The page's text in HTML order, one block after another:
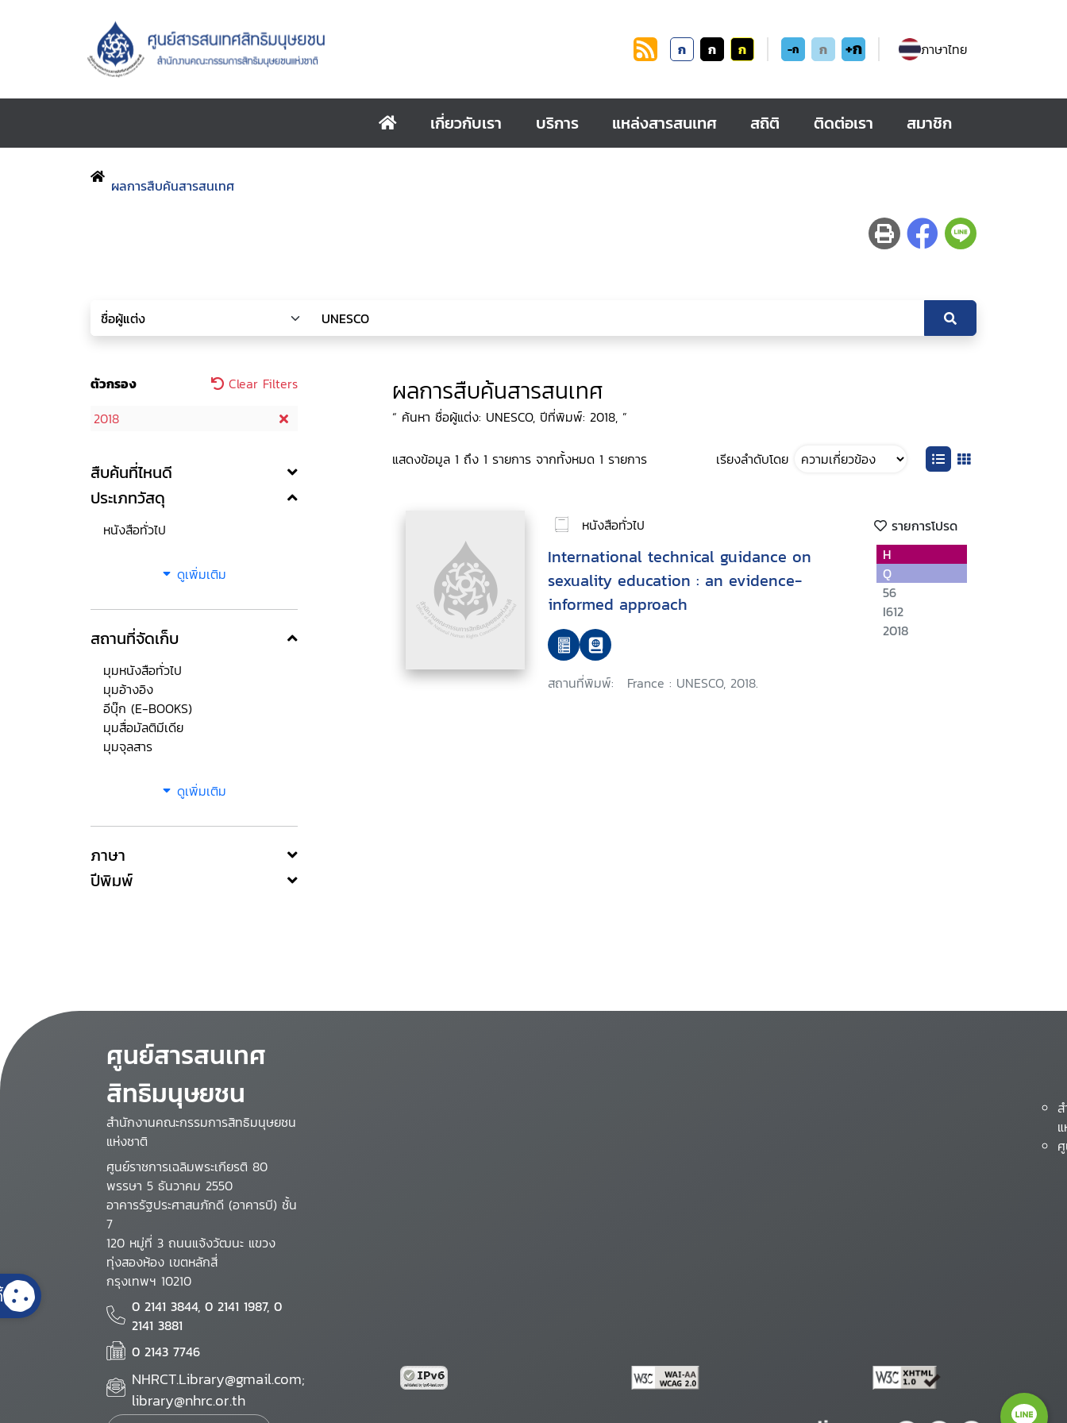
ก ก ก -ก ก +ก ภาษาไทย
เกี่ยวกับเรา บริการ แหล่งสารสนเทศ สถิติ ติดต่อเรา สมาชิก
ผลการสืบค้นสารสนเทศ
ตัวกรอง
Clear Filters
2018
สืบค้นที่ไหนดี
ประเภทวัสดุ
หนังสือทั่วไป
ดูเพิ่มเติม
สถานที่จัดเก็บ
มุมหนังสือทั่วไป
มุมอ้างอิง
อีบุ๊ก (E-BOOKS)
มุมสื่อมัลติมีเดีย
มุมจุลสาร
ดูเพิ่มเติม
ภาษา
ปีพิมพ์
ผลการสืบค้นสารสนเทศ
“ ค้นหา ชื่อผู้แต่ง: UNESCO, ปีที่พิมพ์: 2018, ”
แสดงข้อมูล 1 ถึง 1 รายการ จากทั้งหมด 1 รายการ เรียงลำดับโดย
หนังสือทั่วไป รายการโปรด
International technical guidance on
sexuality education : an evidence-
informed approach
สถานที่พิมพ์: France : UNESCO, 2018.
H
Q
56
I612
2018
ศูนย์สารสนเทศ
สิทธิมนุษยชน
สำนักงานคณะกรรมการสิทธิมนุษยชน
แห่งชาติ
ศูนย์ราชการเฉลิมพระเกียรติ 80
พรรษา 5 ธันวาคม 2550
อาคารรัฐประศาสนภักดี (อาคารบี) ชั้น
7
120 หมู่ที่ 3 ถนนแจ้งวัฒนะ แขวง
ทุ่งสองห้อง เขตหลักสี่
กรุงเทพฯ 10210
0 2141 3844, 0 2141 1987, 0
2141 3881
0 2143 7746
NHRCT.Library@gmail.com;
library@nhrc.or.th